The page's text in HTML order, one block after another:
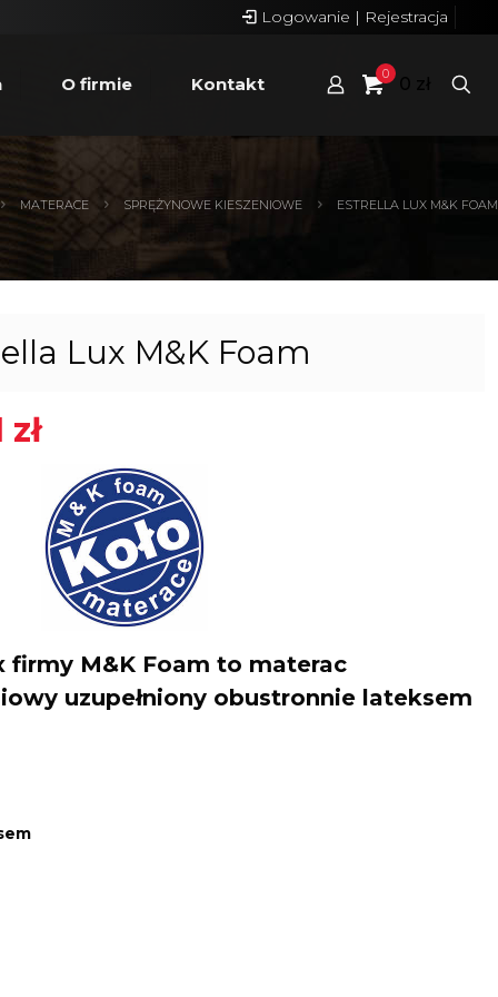
Logowanie | Rejestracja
O firmie Kontakt 0 0 zł
MATERACE SPRĘŻYNOWE KIESZENIOWE ESTRELLA LUX M&K FOAM
Lux M&K Foam
zł
firmy M&K Foam to materac
uzupełniony obustronnie lateksem